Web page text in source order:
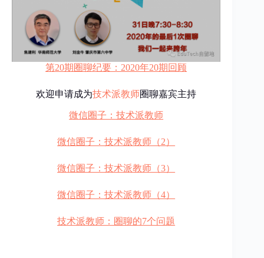
第20期圈聊纪要：2020年20期回顾
欢迎申请成为技术派教师圈聊嘉宾主持
微信圈子：技术派教师
微信圈子：技术派教师（2）
微信圈子：技术派教师（3）
微信圈子：技术派教师（4）
技术派教师：圈聊的7个问题